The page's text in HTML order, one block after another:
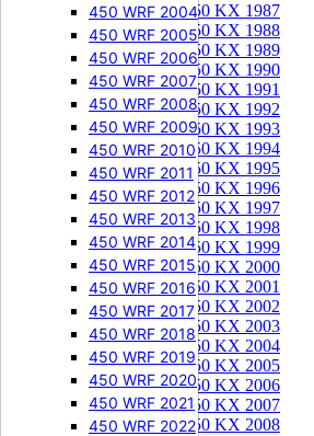
450 WRF 2004
450 WRF 2005
450 WRF 2006
450 WRF 2007
450 WRF 2008
450 WRF 2009
450 WRF 2010
450 WRF 2011
450 WRF 2012
450 WRF 2013
450 WRF 2014
450 WRF 2015
450 WRF 2016
450 WRF 2017
450 WRF 2018
450 WRF 2019
450 WRF 2020
450 WRF 2021
450 WRF 2022
250 KX 1987
250 KX 1988
250 KX 1989
250 KX 1990
250 KX 1991
250 KX 1992
250 KX 1993
250 KX 1994
250 KX 1995
250 KX 1996
250 KX 1997
250 KX 1998
250 KX 1999
250 KX 2000
250 KX 2001
250 KX 2002
250 KX 2003
250 KX 2004
250 KX 2005
250 KX 2006
250 KX 2007
250 KX 2008